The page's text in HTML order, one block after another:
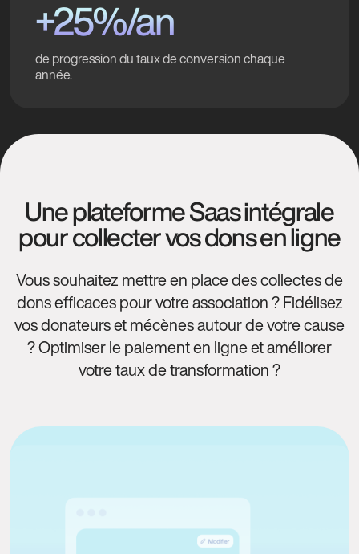
+25%/an
de progression du taux de conversion chaque
année.
Une plateforme Saas intégrale
pour collecter vos dons en ligne
Vous souhaitez mettre en place des collectes de
dons efficaces pour votre association ? Fidélisez
vos donateurs et mécènes autour de votre cause
? Optimiser le paiement en ligne et améliorer
votre taux de transformation ?